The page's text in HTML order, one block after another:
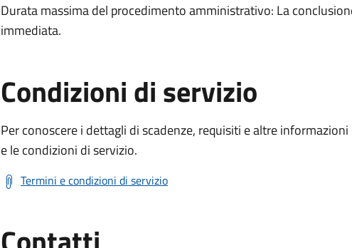
Durata massima del procedimento amministrativo: La
immediata.
Condizioni di servizio
Per conoscere i dettagli di scadenze, requisiti e altre
e le condizioni di servizio.
Termini e condizioni di servizio